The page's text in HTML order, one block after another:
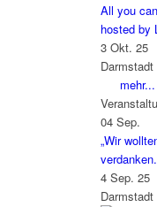
All you
hosted by
3 Okt. 25
Darmstadt
mehr...
04 Sep.
„Wir
4 Sep. 25
Darmstadt